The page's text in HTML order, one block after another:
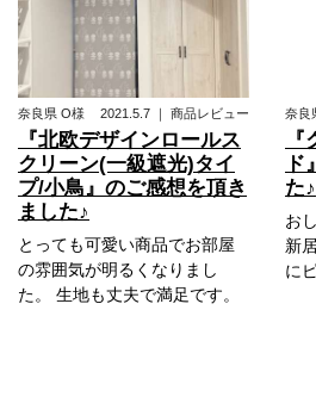
奈良県 O様 2021.5.7 ｜ 商品レビュー
『北欧デザインロールス
クリーン(一級遮光)タイ
プ/小鳥』のご感想を頂き
ました♪
とっても可愛い商品でお部屋
の雰囲気が明るくなりまし
た。 生地も丈夫で満足です。
奈良
ド
た♪
お
新
に